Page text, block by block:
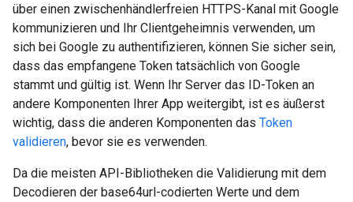
über einen zwischenhändlerfreien HTTPS-Kanal mit Google
kommunizieren und Ihr Clientgeheimnis verwenden, um
sich bei Google zu authentifizieren, können Sie sicher sein,
dass das empfangene Token tatsächlich von Google
stammt und gültig ist. Wenn Ihr Server das ID-Token an
andere Komponenten Ihrer App weitergibt, ist es äußerst
wichtig, dass die anderen Komponenten das Token
validieren, bevor sie es verwenden.
Da die meisten API-Bibliotheken die Validierung mit dem
Decodieren der base64url-codierten Werte und dem